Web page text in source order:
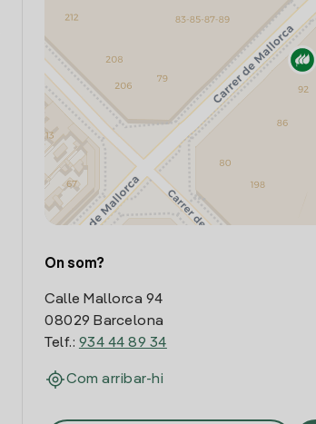
On som?
Calle Mallorca 94
08029 Barcelona
Telf.: 934 44 89 34
Com arribar-hi